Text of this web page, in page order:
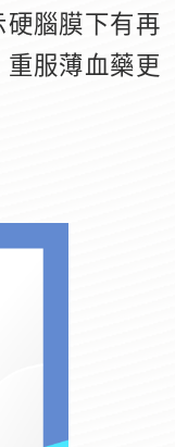
腦膜下有再
服薄血藥更